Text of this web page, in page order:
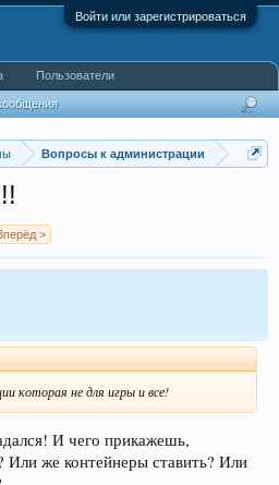
Войти или зарегистрироваться
Вопросы к администрации
>
которая не для игры и все!
И чего прикажешь,
Или же контейнеры ставить? Или
Пользователи